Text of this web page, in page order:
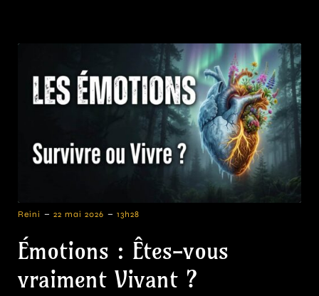
Reini - 22 mai 2026 - 13h28
Émotions : Êtes-vous
vraiment Vivant ?